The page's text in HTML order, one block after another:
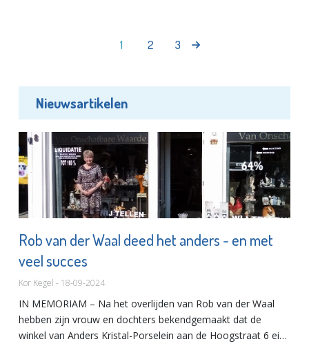
1 2 3
Nieuwsartikelen
Rob van der Waal deed het anders - en met
veel succes
Kor Kegel - 18-09-2024
IN MEMORIAM – Na het overlijden van Rob van der Waal
hebben zijn vrouw en dochters bekendgemaakt dat de
winkel van Anders Kristal-Porselein aan de Hoogstraat 6 eind